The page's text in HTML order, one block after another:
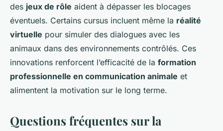
des jeux de rôle aident à dépasser les blocages
éventuels. Certains cursus incluent même la réalité
virtuelle pour simuler des dialogues avec les
animaux dans des environnements contrôlés. Ces
innovations renforcent l’efficacité de la formation
professionnelle en communication animale et
alimentent la motivation sur le long terme.
Questions fréquentes sur la